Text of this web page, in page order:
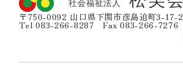
〒750-0092 山口県下関市彦島迫町3-17-2
Tel 083-266-8287 Fax 083-266-7276